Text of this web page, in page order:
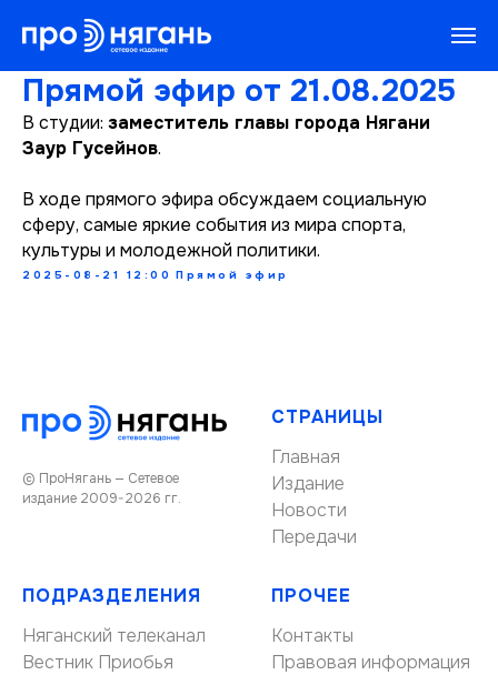
Прямой эфир от 21.08.2025
В студии: заместитель главы города Нягани
Заур Гусейнов.
В ходе прямого эфира обсуждаем социальную
сферу, самые яркие события из мира спорта,
культуры и молодежной политики.
2025-08-21 12:00 Прямой эфир
© ПроНягань — Сетевое
издание 2009-2026 гг.
СТРАНИЦЫ
Главная
Издание
Новости
Передачи
ПОДРАЗДЕЛЕНИЯ
Няганский телеканал
Вестник Приобья
ПРОЧЕЕ
Контакты
Правовая информация